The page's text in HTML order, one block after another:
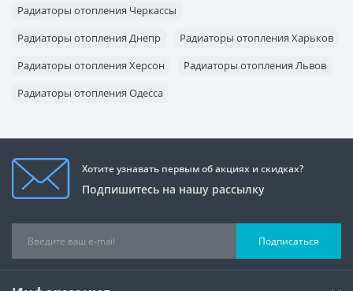
Радиаторы отопления Черкассы
Радиаторы отопления Днепр
Радиаторы отопления Харьков
Радиаторы отопления Херсон
Радиаторы отопления Львов
Радиаторы отопления Одесса
Хотите узнавать первым об акциях и скидках?
Подпишитесь на нашу рассылку
Подписаться